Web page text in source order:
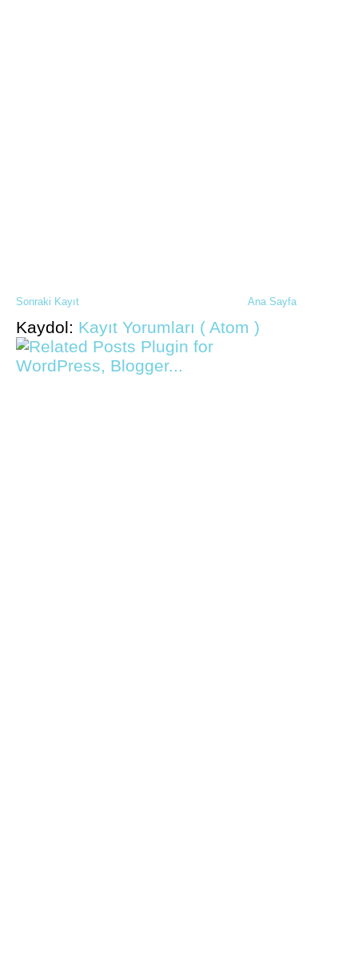
Sonraki Kayıt Ana Sayfa
Kaydol: Kayıt Yorumları ( Atom )